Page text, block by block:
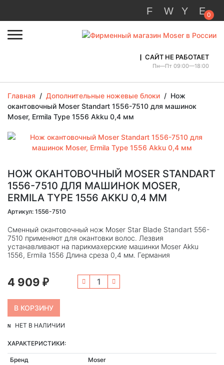
0
САЙТ НЕ РАБОТАЕТ
Пн—Пт 09:00—18:00
Главная / Дополнительные ножевые блоки / Нож
окантовочный Moser Standart 1556-7510 для машинок
Moser, Ermila Type 1556 Akku 0,4 мм
НОЖ ОКАНТОВОЧНЫЙ MOSER STANDART
1556-7510 ДЛЯ МАШИНОК MOSER,
ERMILA TYPE 1556 AKKU 0,4 ММ
Артикул: 1556-7510
Сменный окантовочный нож Moser Star Blade Standart 556-
7510 применяют для окантовки волос. Лезвия
устанавливают на парикмахерские машинки Moser Akku
1556, Ermila 1556 Длина среза 0,4 мм. Германия
4 909 ₽
НЕТ В НАЛИЧИИ
ХАРАКТЕРИСТИКИ:
Бренд
Moser